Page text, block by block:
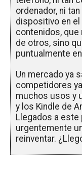
ordenador, ni
dispositivo en
contenidos, que
de otros, sino
puntualmente
Un mercado ya
competidores
muchos usos y
y los Kindle de
Llegados a este
urgentemente
reinventar.